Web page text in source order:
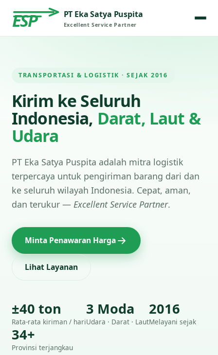
ESP PT Eka Satya Puspita
Excellent Service Partner
TRANSPORTASI & LOGISTIK · SEJAK 2016
Kirim ke Seluruh
Indonesia, Darat, Laut &
Udara
PT Eka Satya Puspita adalah mitra logistik
terpercaya untuk pengiriman barang dari dan
ke seluruh wilayah Indonesia. Cepat, aman,
dan terukur — Excellent Service Partner.
Minta Penawaran Harga
Lihat Layanan
±40 ton
Rata-rata kiriman / hari
3 Moda
Udara · Darat · Laut
2016
Melayani sejak
34+
Provinsi terjangkau